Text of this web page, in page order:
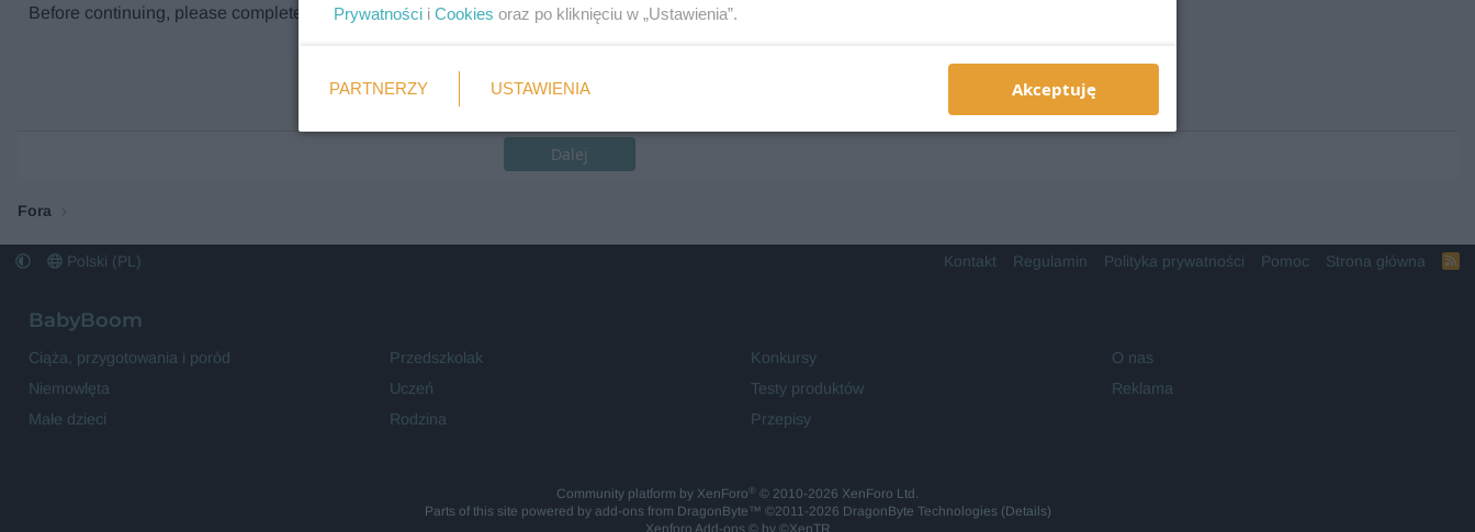
Before continuing, please complete the verification check.
Weryfikacja
Wymagane
Dalej
Fora
Polski (PL) Kontakt Regulamin Polityka prywatności Pomoc Strona główna
R
BabyBoom
Ciąża, przygotowania i poród
Niemowlęta
Małe dzieci
Przedszkolak
Uczeń
Rodzina
Konkursy
Testy produktów
Przepisy
O nas
Reklama
Community platform by XenForo® © 2010-2026 XenForo Ltd.
Parts of this site powered by add-ons from DragonByte™ ©2011-2026 DragonByte Technologies(Details)
Xenforo Add-ons© by ©XenTR
Prywatności i Cookies oraz po kliknięciu w „Ustawienia”.
PARTNERZY USTAWIENIA Akceptuję